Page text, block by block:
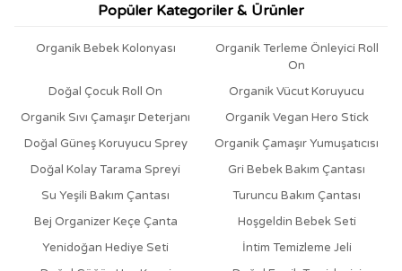
Popüler Kategoriler & Ürünler
Organik Bebek Kolonyası
Organik Terleme Önleyici Roll
On
Doğal Çocuk Roll On
Organik Vücut Koruyucu
Organik Sıvı Çamaşır Deterjanı
Organik Vegan Hero Stick
Doğal Güneş Koruyucu Sprey
Organik Çamaşır Yumuşatıcısı
Doğal Kolay Tarama Spreyi
Gri Bebek Bakım Çantası
Su Yeşili Bakım Çantası
Turuncu Bakım Çantası
Bej Organizer Keçe Çanta
Hoşgeldin Bebek Seti
Yenidoğan Hediye Seti
İntim Temizleme Jeli